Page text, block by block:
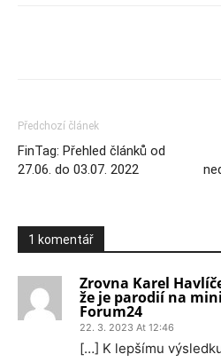
Předchozí článek
FinTag: Přehled článků od
27.06. do 03.07. 2022
1 komentář
Zrovna Karel
že je parodií na
Forum24
22. 3. 2023 At 12:46
[…] K lepšímu